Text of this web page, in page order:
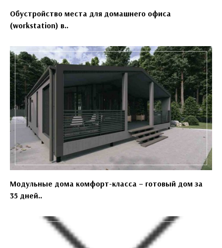
Обустройство места для домашнего офиса
(workstation) в..
Модульные дома комфорт-класса – готовый дом за
35 дней..